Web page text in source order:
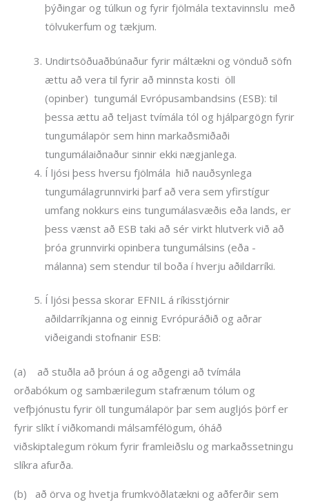
þýðingar og túlkun og fyrir fjölmála textavinnslu með
tölvukerfum og tækjum.
Undirtsöðuaðbúnaður fyrir máltækni og vönduð söfn
ættu að vera til fyrir að minnsta kosti öll
(opinber) tungumál Evrópusambandsins (ESB): til
þessa ættu að teljast tvímála tól og hjálpargögn fyrir
tungumálapör sem hinn markaðsmiðaði
tungumálaiðnaður sinnir ekki nægjanlega.
Í ljósi þess hversu fjölmála hið nauðsynlega
tungumálagrunnvirki þarf að vera sem yfirstígur
umfang nokkurs eins tungumálasvæðis eða lands, er
þess vænst að ESB taki að sér virkt hlutverk við að
þróa grunnvirki opinbera tungumálsins (eða -
málanna) sem stendur til boða í hverju aðildarríki.
Í ljósi þessa skorar EFNIL á ríkisstjórnir
aðildarríkjanna og einnig Evrópuráðið og aðrar
viðeigandi stofnanir ESB:
(a) að stuðla að þróun á og aðgengi að tvímála
orðabókum og sambærilegum stafrænum tólum og
vefþjónustu fyrir öll tungumálapör þar sem augljós þörf er
fyrir slíkt í viðkomandi málsamfélögum, óháð
viðskiptalegum rökum fyrir framleiðslu og markaðssetningu
slíkra afurða.
(b) að örva og hvetja frumkvöðlatækni og aðferðir sem